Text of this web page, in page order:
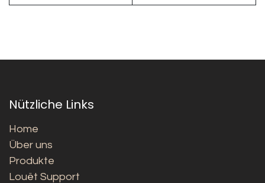
Nützliche Links
Home
Über uns
Produkte
Louët Support